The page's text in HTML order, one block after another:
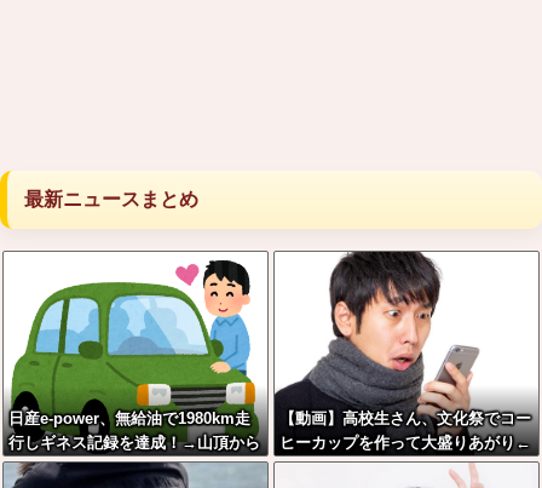
最新ニュースまとめ
日産e-power、無給油で1980km走
行しギネス記録を達成！→山頂から
下ってるだけでした…
【動画】高校生さん、文化祭でコー
ヒーカップを作って大盛りあがり←
なんかどっかで見たことあると話題